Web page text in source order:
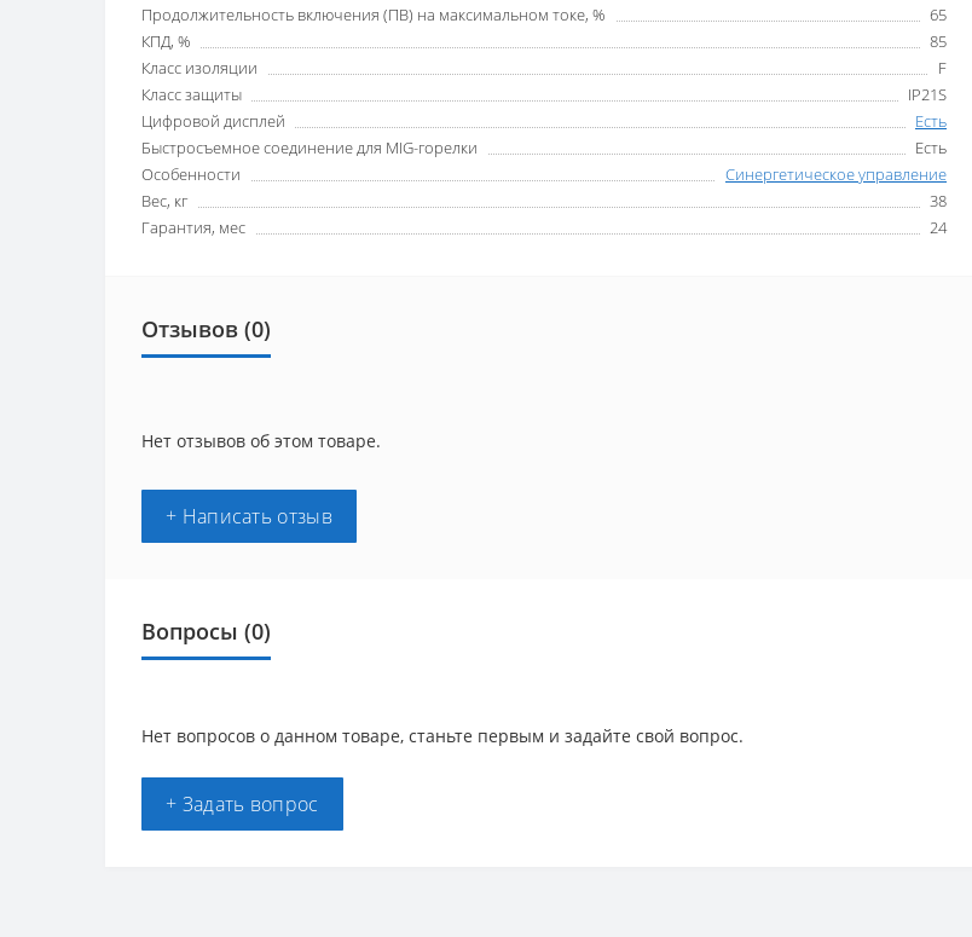
Продолжительность включения (ПВ) на максимальном токе, %
65
КПД, %
85
Класс изоляции
F
Класс защиты
IP21S
Цифровой дисплей
Есть
Быстросъемное соединение для MIG-горелки
Есть
Особенности
Синергетическое управление
Вес, кг
38
Гарантия, мес
24
Отзывов (0)
Нет отзывов об этом товаре.
+ Написать отзыв
Вопросы (0)
Нет вопросов о данном товаре, станьте первым и задайте свой вопрос.
+ Задать вопрос